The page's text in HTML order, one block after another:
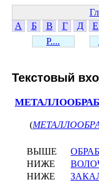
А
Б В Г Д Е
Р....
Текстовый
(
ВЫШЕ
НИЖЕ
НИЖЕ